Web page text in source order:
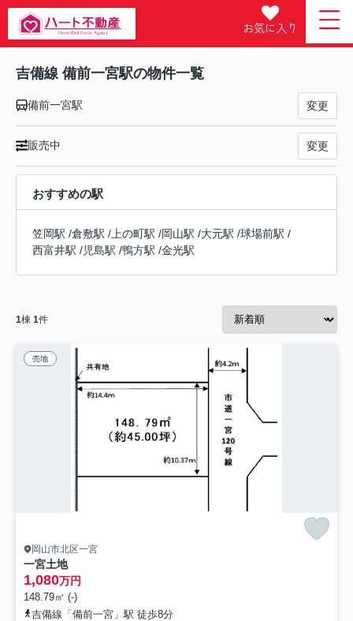
お気に入り
吉備線 備前一宮駅の物件一覧
備前一宮駅 変更
販売中 変更
おすすめの駅
笠岡駅 /倉敷駅 / 上の町駅 /岡山駅 /大元駅 /球場前駅 /
西富井駅 /児島駅 /鴨方駅 /金光駅
1棟 1件
売地
岡山市北区一宮
一宮土地
1,080万円
148.79㎡ (-)
吉備線「備前一宮」駅 徒歩8分